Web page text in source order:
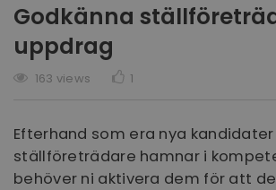
Godkänna
uppdrag
163 views 1
Efterhand som era nya
ställföreträdare hamnar i
behöver ni aktivera dem för att